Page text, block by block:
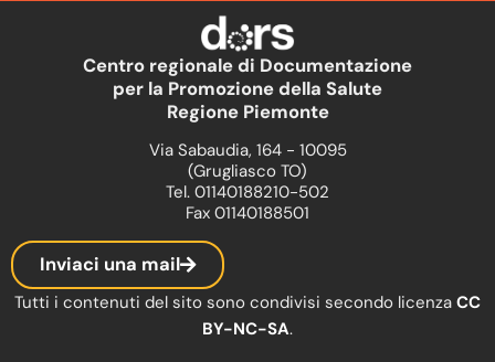
Centro regionale di Documentazione
per la Promozione della Salute
Regione Piemonte
Via Sabaudia, 164 - 10095
(Grugliasco TO)
Tel. 01140188210-502
Fax 01140188501
Inviaci una mail
Tutti i contenuti del sito sono condivisi secondo licenza CC
BY-NC-SA.